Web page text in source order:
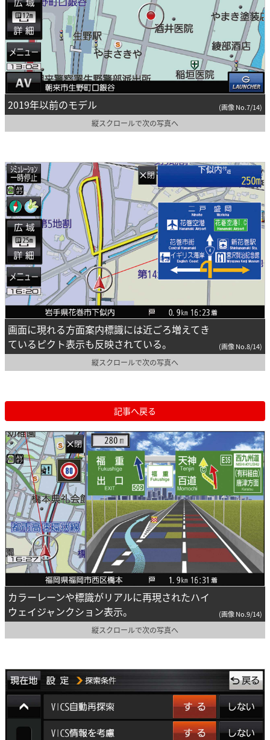
2019年以前のモデル (画像 No.7/14)
縦スクロールで次の写真へ
画面に現れる方面案内標識には近ごろ増えてき
ているピクト表示も反映されている。
(画像 No.8/14)
縦スクロールで次の写真へ
記事へ戻る
カラーレーンや標識がリアルに再現されたハイ
ウェイジャンクション表示。
(画像 No.9/14)
縦スクロールで次の写真へ